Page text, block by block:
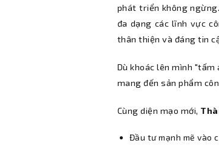
phát triển không
đa dạng các lĩnh vực
thân thiện và đáng tin
Dù khoác lên mình "tấm
mang đến sản phẩm
Cùng diện mạo mới,
Đầu tư mạnh mẽ vào